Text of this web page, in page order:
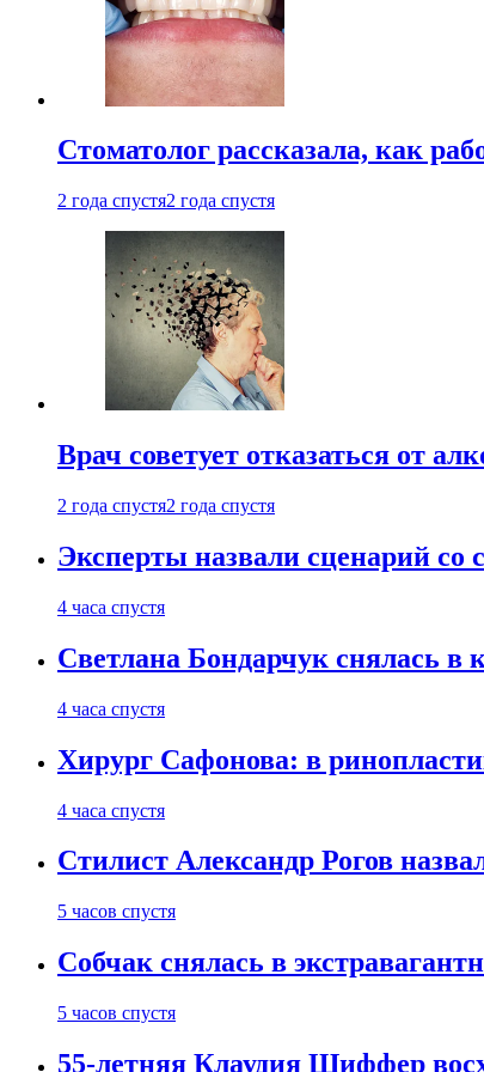
Стоматолог рассказала, как
2 года спустя2 года спустя
Врач советует отказаться от
2 года спустя2 года спустя
Эксперты назвали сценарий со
4 часа спустя
Светлана Бондарчук снялась в
4 часа спустя
Хирург Сафонова: в
4 часа спустя
Стилист Александр Рогов
5 часов спустя
Собчак снялась в
5 часов спустя
55-летняя Клаудия Шиффер